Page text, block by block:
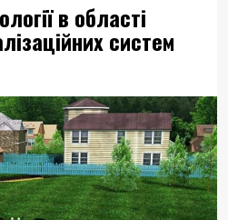
в області
систем